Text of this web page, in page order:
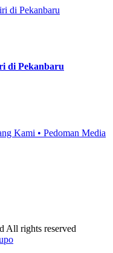
di Pekanbaru
Kami • Pedoman Media
All rights reserved